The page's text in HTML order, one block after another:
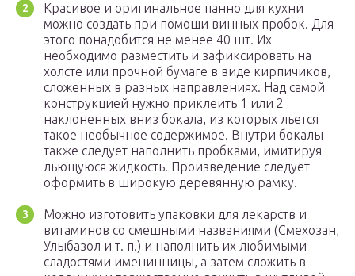
Красивое и оригинальное панно для кухни
можно создать при помощи винных пробок. Для
этого понадобится не менее 40 шт. Их
необходимо разместить и зафиксировать на
холсте или прочной бумаге в виде кирпичиков,
сложенных в разных направлениях. Над самой
конструкцией нужно приклеить 1 или 2
наклоненных вниз бокала, из которых льется
такое необычное содержимое. Внутри бокалы
также следует наполнить пробками, имитируя
льющуюся жидкость. Произведение следует
оформить в широкую деревянную рамку.
Можно изготовить упаковки для лекарств и
витаминов со смешными названиями (Смехозан,
Улыбазол и т. п.) и наполнить их любимыми
сладостями именинницы, а затем сложить в